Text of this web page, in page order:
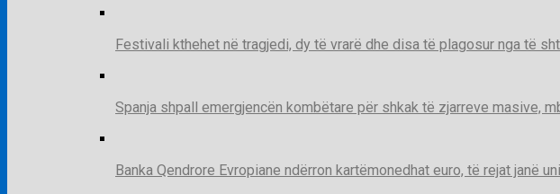
Festivali kthehet në tragjedi, dy të vrarë dhe disa të plagosur nga të
Spanja shpall emergjencën kombëtare për shkak të zjarreve masive,
Banka Qendrore Evropiane ndërron kartëmonedhat euro, të rejat janë